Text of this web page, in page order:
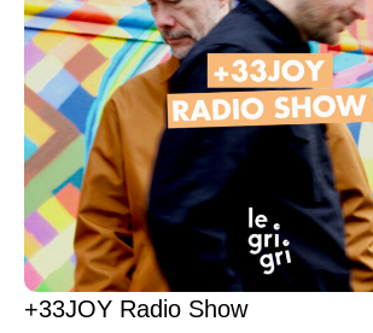
+33JOY Radio Show